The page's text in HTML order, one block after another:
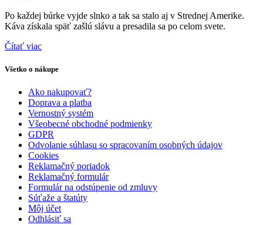
Po každej búrke vyjde slnko a tak sa stalo aj v Strednej Amerike.
Káva získala späť zašlú slávu a presadila sa po celom svete.
Čítať viac
Všetko o nákupe
Ako nakupovať?
Doprava a platba
Vernostný systém
Všeobecné obchodné podmienky
GDPR
Odvolanie súhlasu so spracovaním osobných údajov
Cookies
Reklamačný poriadok
Reklamačný formulár
Formulár na odstúpenie od zmluvy
Súťaže a štatúty
Môj účet
Odhlásiť sa